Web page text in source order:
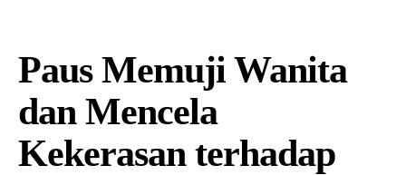
Paus Memuji Wanita
dan Mencela
Kekerasan terhadap